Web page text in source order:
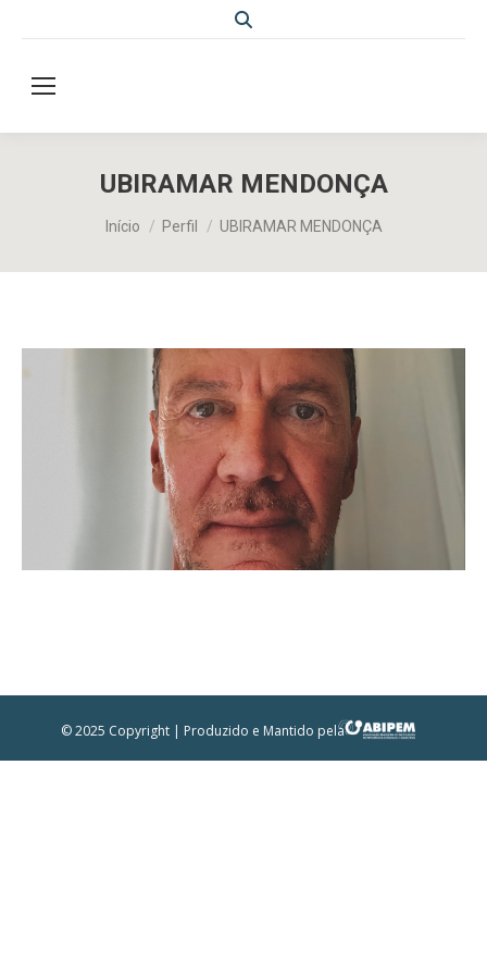
Search:
UBIRAMAR MENDONÇA
Início Perfil UBIRAMAR MENDONÇA
© 2025 Copyright | Produzido e Mantido pela